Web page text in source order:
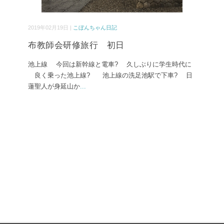
2019年02月19日 | こぼんちゃん日記
布教師会研修旅行 初日
池上線 今回は新幹線と電車? 久しぶりに学生時代に
良く乗った池上線? 池上線の洗足池駅で下車? 日
蓮聖人が身延山か...